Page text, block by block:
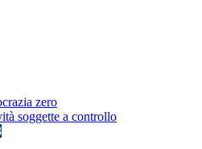
zero
soggette a controllo